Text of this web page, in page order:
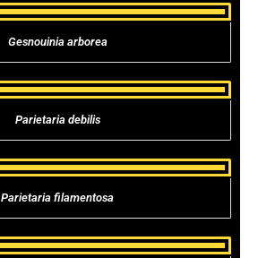
Gesnouinia arborea
Parietaria debilis
Parietaria filamentosa